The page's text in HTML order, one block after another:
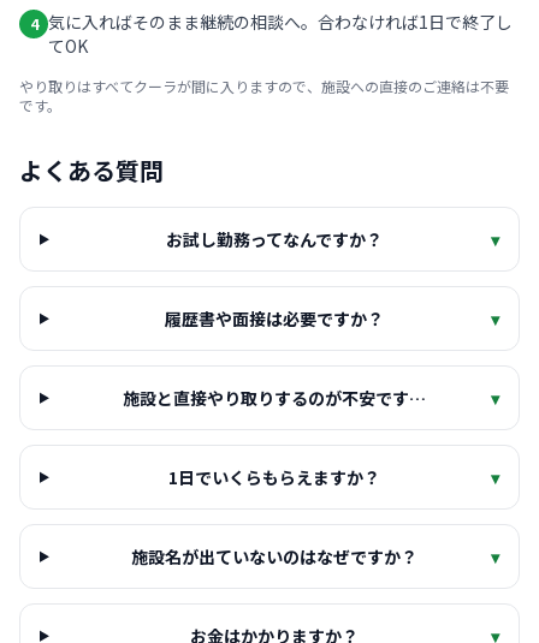
4 気に入ればそのまま継続の相談へ。合わなければ1日で終了し
てOK
やり取りはすべてクーラが間に入りますので、施設への直接のご連絡は不要
です。
よくある質問
お試し勤務ってなんですか？ ▾
履歴書や面接は必要ですか？ ▾
施設と直接やり取りするのが不安です… ▾
1日でいくらもらえますか？ ▾
施設名が出ていないのはなぜですか？ ▾
お金はかかりますか？ ▾